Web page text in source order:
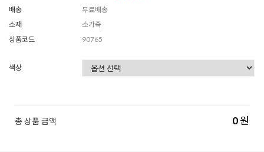
배송
무료배송
소재
소가죽
상품코드
90765
색상
총 상품 금액 0원